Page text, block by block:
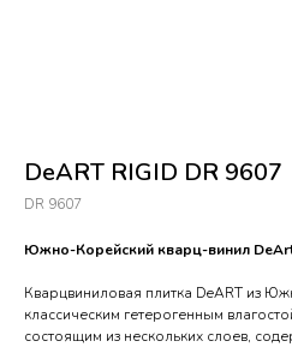
DeART RIGID DR 9607
DR 9607
Южно-Корейский кварц-винил
Кварцвиниловая плитка DeART из
классическим гетерогенным
состоящим из нескольких слоев,